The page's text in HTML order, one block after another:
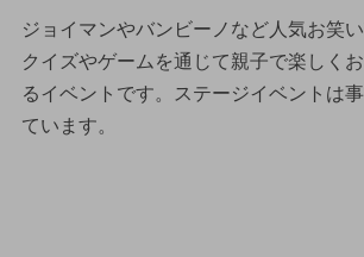
ジョイマンやバンビーノなど人気お笑い
クイズやゲームを通じて親子で楽しく
るイベントです。ステージイベントは
ています。